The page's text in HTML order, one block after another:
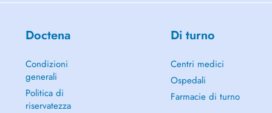
Doctena
Condizioni
generali
Politica di
riservatezza
Di turno
Centri medici
Ospedali
Farmacie di turno